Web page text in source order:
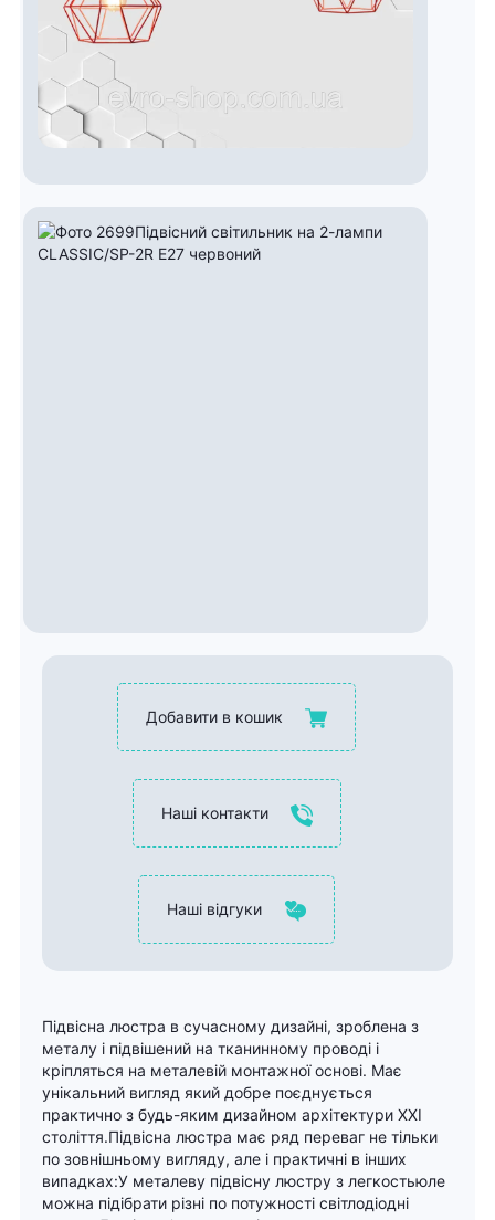
Добавити в кошик
Наші контакти
Наші відгуки
Підвісна люстра в сучасному дизайні, зроблена з
металу і підвішений на тканинному проводі і
кріпляться на металевій монтажної основі. Має
унікальний вигляд який добре поєднується
практично з будь-яким дизайном архітектури XXI
століття.Підвісна люстра має ряд переваг не тільки
по зовнішньому вигляду, але і практичні в інших
випадках:У металеву підвісну люстру з легкостьюле
можна підібрати різні по потужності світлодіодні